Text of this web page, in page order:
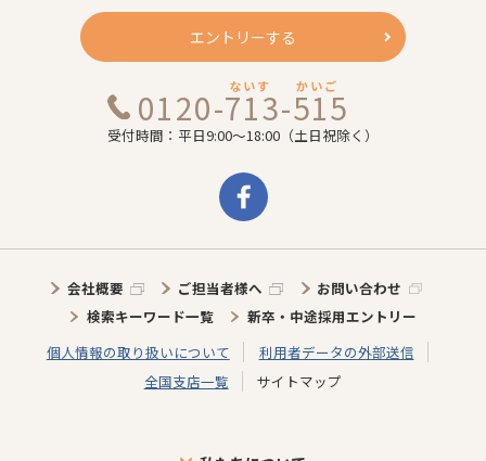
エントリーする
0120-713-515
ないす かいご
受付時間：平日9:00～18:00（土日祝除く）
会社概要 ご担当者様へ
お問い合わせ
検索キーワード一覧
新卒・中途採用エントリー
個人情報の取り扱いについて
利用者データの外部送信
全国支店一覧
サイトマップ